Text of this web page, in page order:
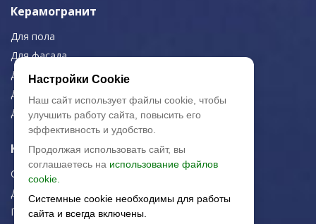
Керамогранит
Для пола
Для фасада
Для дома/офиса
Для МОП
Для улицы
Керамическая плитка
Строительная плитка
Для дома/офиса
Плитка для стен
Настройки Cookie
Наш сайт использует файлы cookie, чтобы
улучшить работу сайта, повысить его
эффективность и удобство.
Продолжая использовать сайт, вы
соглашаетесь на использование файлов
cookie.
Системные cookie необходимы для работы
сайта и всегда включены.